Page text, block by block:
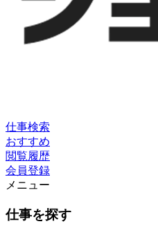
仕事検索
おすすめ
閲覧履歴
会員登録
メニュー
仕事を探す